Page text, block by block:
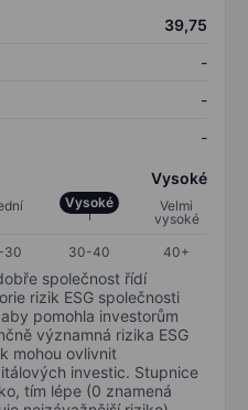
39,75
-
-
-
Vysoké
Vysoké
Velmi
vysoké
30 30-40 40+
společnost řídí
rizik ESG společnosti
pomohla investorům
významná rizika ESG
mohou ovlivnit
investic. Stupnice
tím lépe (0 znamená